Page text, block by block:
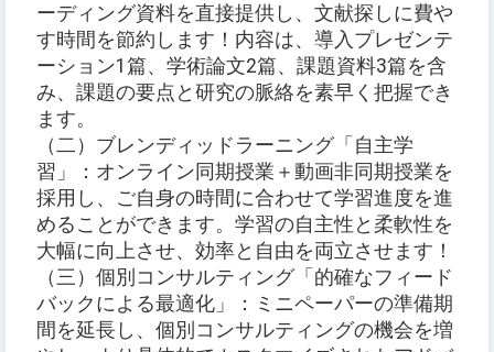
ーディング資料を直接提供し、文献探しに費や
す時間を節約します！内容は、導入プレゼンテ
ーション1篇、学術論文2篇、課題資料3篇を含
み、課題の要点と研究の脈絡を素早く把握でき
ます。
（二）ブレンディッドラーニング「自主学
習」：オンライン同期授業＋動画非同期授業を
採用し、ご自身の時間に合わせて学習進度を進
めることができます。学習の自主性と柔軟性を
大幅に向上させ、効率と自由を両立させます！
（三）個別コンサルティング「的確なフィード
バックによる最適化」：ミニペーパーの準備期
間を延長し、個別コンサルティングの機会を増